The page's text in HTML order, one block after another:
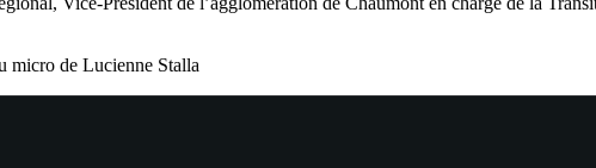
micro de Lucienne Stalla